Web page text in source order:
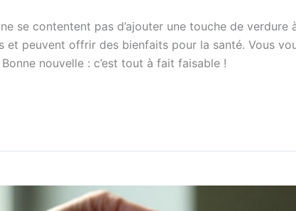
se contentent pas d’ajouter une touche de
et peuvent offrir des bienfaits pour la santé. Vous
nouvelle : c’est tout à fait faisable !